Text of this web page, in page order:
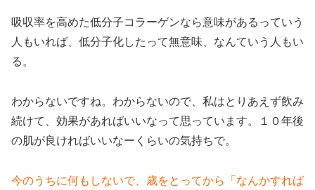
吸収率を高めた低分子コラーゲンなら意味があるっていう
人もいれば、低分子化したって無意味、なんていう人もい
る。
わからないですね。わからないので、私はとりあえず飲み
続けて、効果があればいいなって思っています。１０年後
の肌が良ければいいなーくらいの気持ちで。
今のうちに何もしないで、歳をとってから「なんかすれば